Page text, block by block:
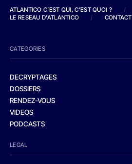
ATLANTICO C'EST QUI, C'EST QUOI ?
/
LE RESEAU D'ATLANTICO
/ CONTACT
CATEGORIES
DECRYPTAGES
DOSSIERS
RENDEZ-VOUS
VIDEOS
PODCASTS
LEGAL